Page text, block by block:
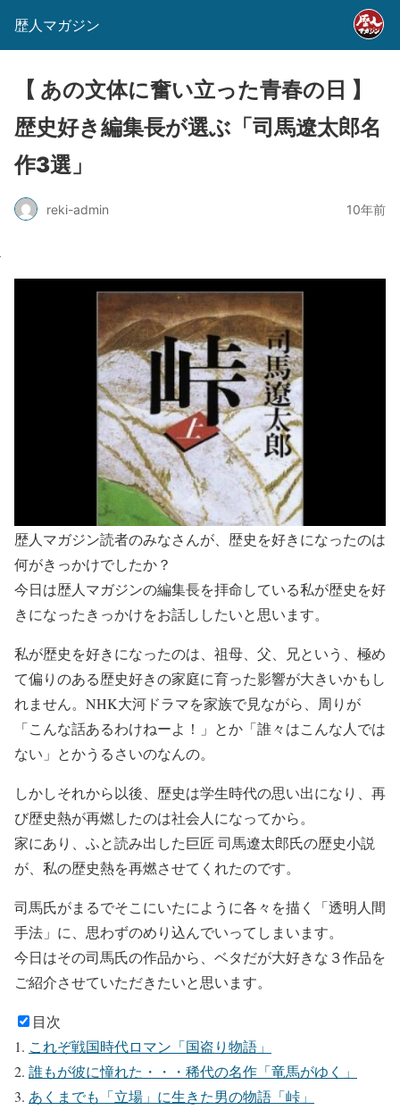
歴人マガジン
【 あの文体に奮い立った青春の日 】
歴史好き編集長が選ぶ「司馬遼太郎名
作3選」
reki-admin 10年前
歴人マガジン読者のみなさんが、歴史を好きになったのは
何がきっかけでしたか？
今日は歴人マガジンの編集長を拝命している私が歴史を好
きになったきっかけをお話ししたいと思います。
私が歴史を好きになったのは、祖母、父、兄という、極め
て偏りのある歴史好きの家庭に育った影響が大きいかもし
れません。NHK大河ドラマを家族で見ながら、周りが
「こんな話あるわけねーよ！」とか「誰々はこんな人では
ない」とかうるさいのなんの。
しかしそれから以後、歴史は学生時代の思い出になり、再
び歴史熱が再燃したのは社会人になってから。
家にあり、ふと読み出した巨匠 司馬遼太郎氏の歴史小説
が、私の歴史熱を再燃させてくれたのです。
司馬氏がまるでそこにいたにように各々を描く「透明人間
手法」に、思わずのめり込んでいってしまいます。
今日はその司馬氏の作品から、ベタだが大好きな３作品を
ご紹介させていただきたいと思います。
目次
これぞ戦国時代ロマン「国盗り物語」
誰もが彼に憧れた・・・稀代の名作「竜馬がゆく」
あくまでも「立場」に生きた男の物語「峠」